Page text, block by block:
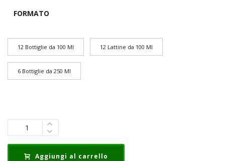
60,00€
FORMATO
12 Bottiglie da 100 Ml 12 Lattine da 100 Ml
6 Bottiglie da 250 Ml
Quantità
Aggiungi al carrello